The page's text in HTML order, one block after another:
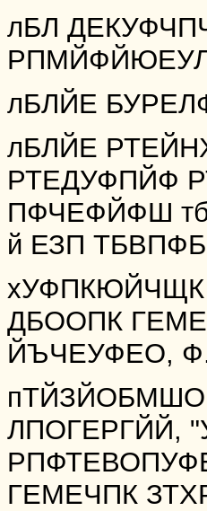
лБЛ
лБЛЙЕ
лБЛЙЕ
РТЕДУФПЙФ
ПФЧЕФЙФШ
й ЕЗП
ДБООПК
ЙЪЧЕУФЕО,
ЛПОГЕРГЙЙ,
ГЕМЕЧПК